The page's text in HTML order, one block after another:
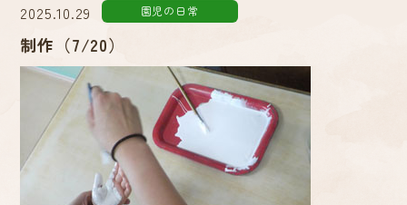
2025.10.29 園児の日常
制作（7/20）